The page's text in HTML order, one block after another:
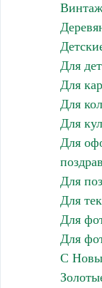
Для
Для
Для
Для
Для
Для
Для
Для
Для
С